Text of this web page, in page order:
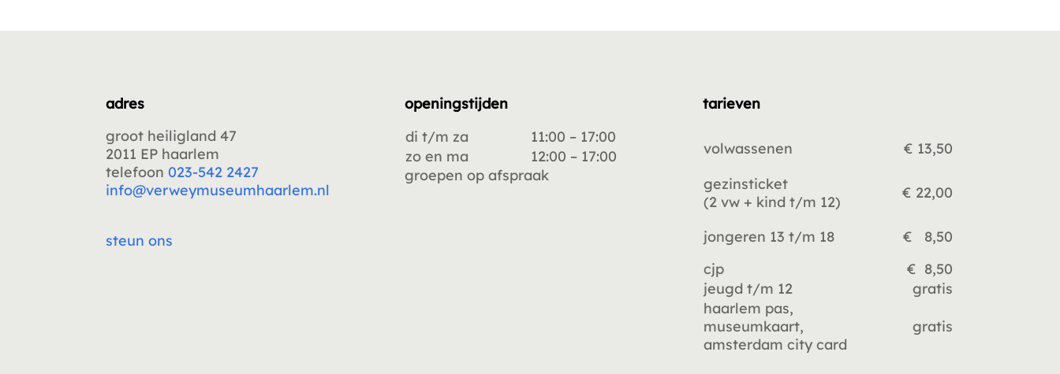
adres
groot heiligland 47
2011 EP haarlem
telefoon023-542 2427
info@verweymuseumhaarlem.nl
steun ons
openingstijden
di t/m za
11:00 – 17:00
zo en ma
12:00 – 17:00
groepen op afspraak
tarieven
volwassenen
€ 13,50
gezinsticket
(2 vw + kind t/m 12)
€ 22,00
jongeren 13 t/m 18
€ 8,50
cjp
€ 8,50
jeugd t/m 12
gratis
haarlem pas,
museumkaart,
amsterdam city card
gratis